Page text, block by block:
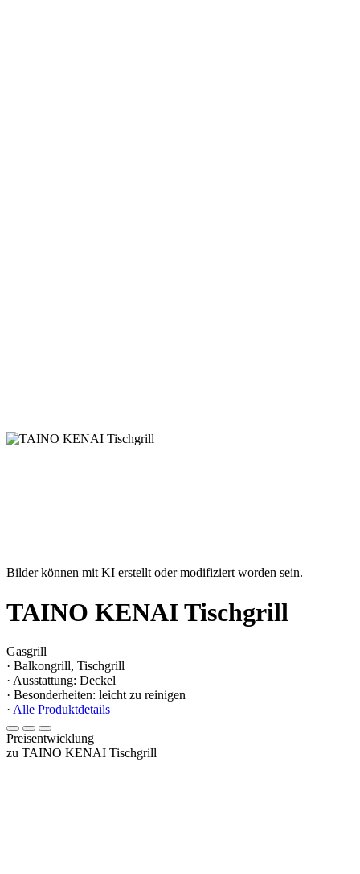
Bilder können mit KI erstellt oder modifiziert worden sein.
TAINO KENAI Tischgrill
Gasgrill
· Balkongrill, Tischgrill
· Ausstattung: Deckel
· Besonderheiten: leicht zu reinigen
· Alle Produktdetails
Preisentwicklung
zu TAINO KENAI Tischgrill